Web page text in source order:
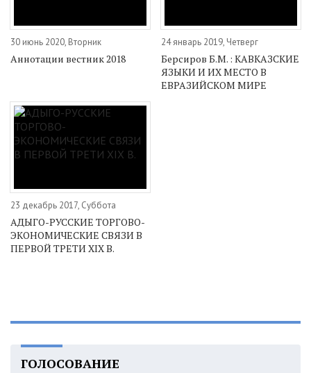
30 июнь 2020, Вторник
Аннотации вестник 2018
24 январь 2019, Четверг
Берсиров Б.М. : КАВКАЗСКИЕ
ЯЗЫКИ И ИХ МЕСТО В
ЕВРАЗИЙСКОМ МИРЕ
23 декабрь 2017, Суббота
АДЫГО-РУССКИЕ ТОРГОВО-
ЭКОНОМИЧЕСКИЕ СВЯЗИ В
ПЕРВОЙ ТРЕТИ XIX В.
ГОЛОСОВАНИЕ